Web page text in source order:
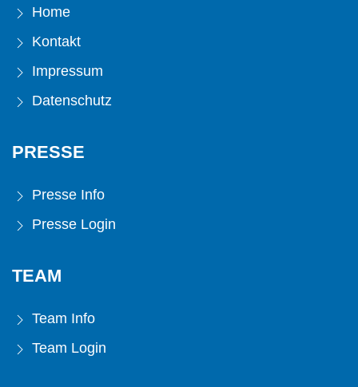
Home
Kontakt
Impressum
Datenschutz
PRESSE
Presse Info
Presse Login
TEAM
Team Info
Team Login